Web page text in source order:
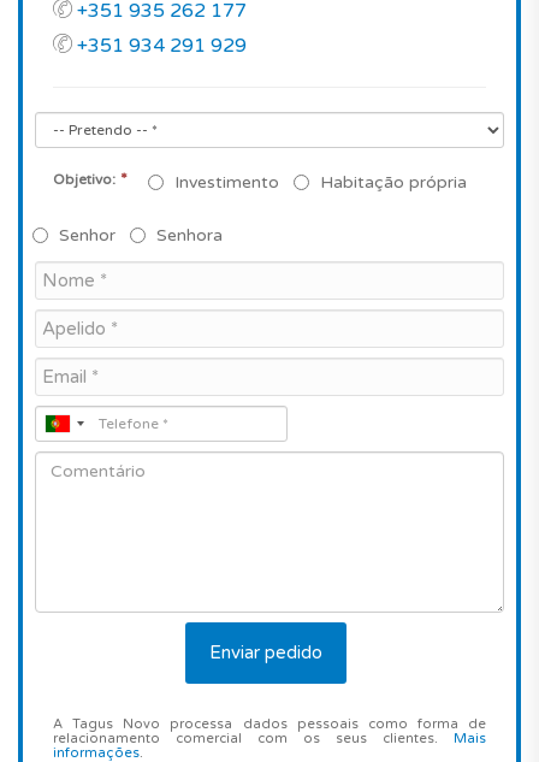
+351 935 262 177
+351 934 291 929
Objetivo: * Investimento Habitação própria
Senhor Senhora
A Tagus Novo processa dados pessoais como forma de
relacionamento comercial com os seus clientes. Mais
informações